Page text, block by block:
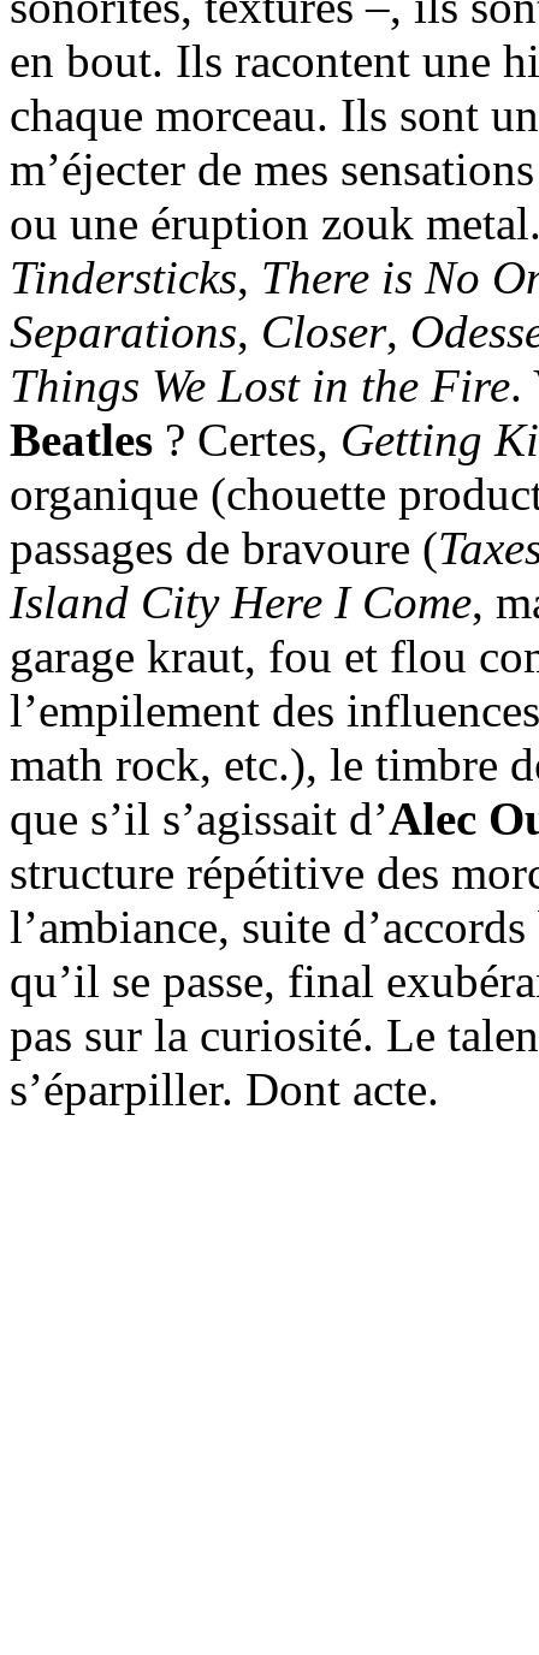
en bout. Ils racontent une
chaque morceau. Ils sont
m’éjecter de mes
ou une éruption zouk
Tindersticks, There is No
Separations, Closer,
Things We Lost in the Fire.
Beatles ? Certes, Getting
organique (chouette
passages de bravoure (
Island City Here I Come,
garage kraut, fou et flou
l’empilement des
math rock, etc.), le timbre
que s’il s’agissait d’Alec
structure répétitive des
l’ambiance, suite
qu’il se passe, final
pas sur la curiosité. Le
s’éparpiller. Dont acte.